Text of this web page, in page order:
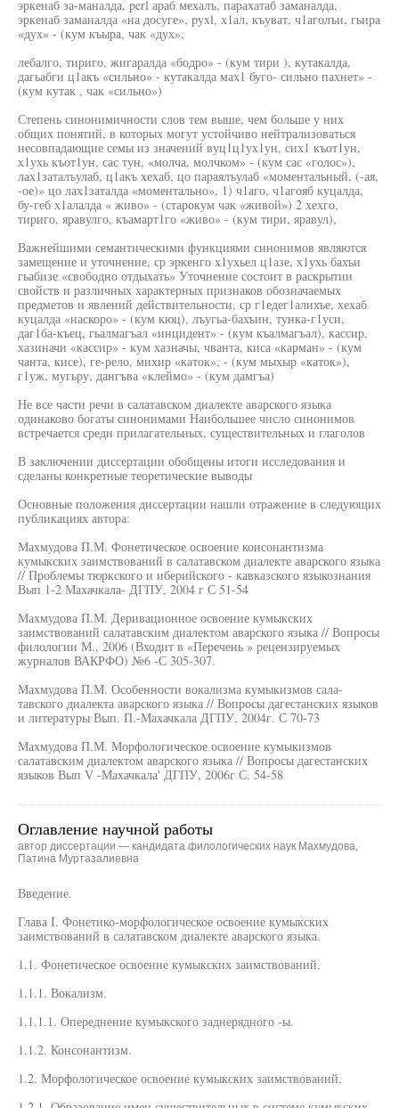
эркенаб за-маналда, perl араб мехалъ, парахатаб заманалда,
эркенаб заманалда «на досуге», pyxl, х1ал, къуват, ч1аголъи, гьира
«дух» - (кум къыра, чак «дух»,
лебалго, тириго, жигаралда «бодро» - (кум тири ), кутакалда,
дагьабги ц1акъ «сильно» - кутакалда мах1 буго- сильно пахнет» -
(кум кутак , чак «сильно»)
Степень синонимичности слов тем выше, чем больше у них
общих понятий, в которых могут устойчиво нейтрализоваться
несовпадающие семы из значений вуц1ц1ух1ун, сих1 къот1ун,
х1ухь къот1ун, сас тун, «молча, молчком» - (кум сас «голос»),
лах1заталъулаб, ц1акъ хехаб, цо параялъулаб «моментальный, (-ая,
-ое)» цо лах1заталда «моментально», 1) ч1аго, ч1агояб куцалда,
бу-геб х1алалда « живо» - (старокум чак «живой») 2 хехго,
тириго, яравулго, къамарт1го «живо» - (кум тири, яравул),
Важнейшими семантическими функциями синонимов являются
замещение и уточнение, ср эркенго х1ухьел ц1азе, х1ухь бахъи
гьабизе «свободно отдыхать» Уточнение состоит в раскрытии
свойств и различных характерных признаков обозначаемых
предметов и явлений действительности, ср г1едег1алихъе, хехаб
куцалда «наскоро» - (кум кюц), лъугьа-бахъин, тунка-г1уси,
даг1ба-къец, гьалмагъал «инцидент» - (кум къалмагъал), кассир,
хазиначи «кассир» - кум хазначы, чванта, киса «карман» - (кум
чанта, кисе), ге-рело, михир «каток», - (кум мыхыр «каток»),
г1уж, мугьру, дангъва «клеймо» - (кум дамгъа)
Не все части речи в салатавском диалекте аварского языка
одинаково богаты синонимами Наибольшее число синонимов
встречается среди прилагательных, существительных и глаголов
В заключении диссертации обобщены итоги исследования и
сделаны конкретные теоретические выводы
Основные положения диссертации нашли отражение в следующих
публикациях автора:
Махмудова П.М. Фонетическое освоение консонантизма
кумыкских заимствований в салатавском диалекте аварского языка
// Проблемы тюркского и иберийского - кавказского языкознания
Вып 1-2 Махачкала- ДГПУ, 2004 г С 51-54
Махмудова П.М. Деривационное освоение кумыкских
заимствований салатавским диалектом аварского языка // Вопросы
филологии М., 2006 (Входит в «Перечень » рецензируемых
журналов ВАКРФО) №6 -С 305-307.
Махмудова П.М. Особенности вокализма кумыкизмов сала-
тавского диалекта аварского языка // Вопросы дагестанских языков
и литературы Вып. П.-Махачкала ДГПУ, 2004г. С 70-73
Махмудова П.М. Морфологическое освоение кумыкизмов
салатавским диалектом аварского языка // Вопросы дагестанских
языков Вып V -Махачкала' ДГПУ, 2006г С. 54-58
Оглавление научной работы
автор диссертации — кандидата филологических наук Махмудова,
Патина Муртазалиевна
Введение.
Глава I. Фонетико-морфологическое освоение кумыкских
заимствований в салатавском диалекте аварского языка.
1.1. Фонетическое освоение кумыкских заимствований.
1.1.1. Вокализм.
1.1.1.1. Опереднение кумыкского заднерядного -ы.
1.1.2. Консонантизм.
1.2. Морфологическое освоение кумыкских заимствований.